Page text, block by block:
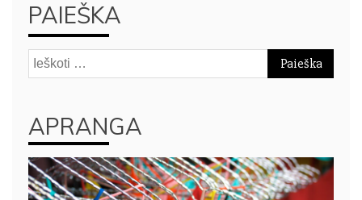
PAIEŠKA
Ieškoti:
APRANGA